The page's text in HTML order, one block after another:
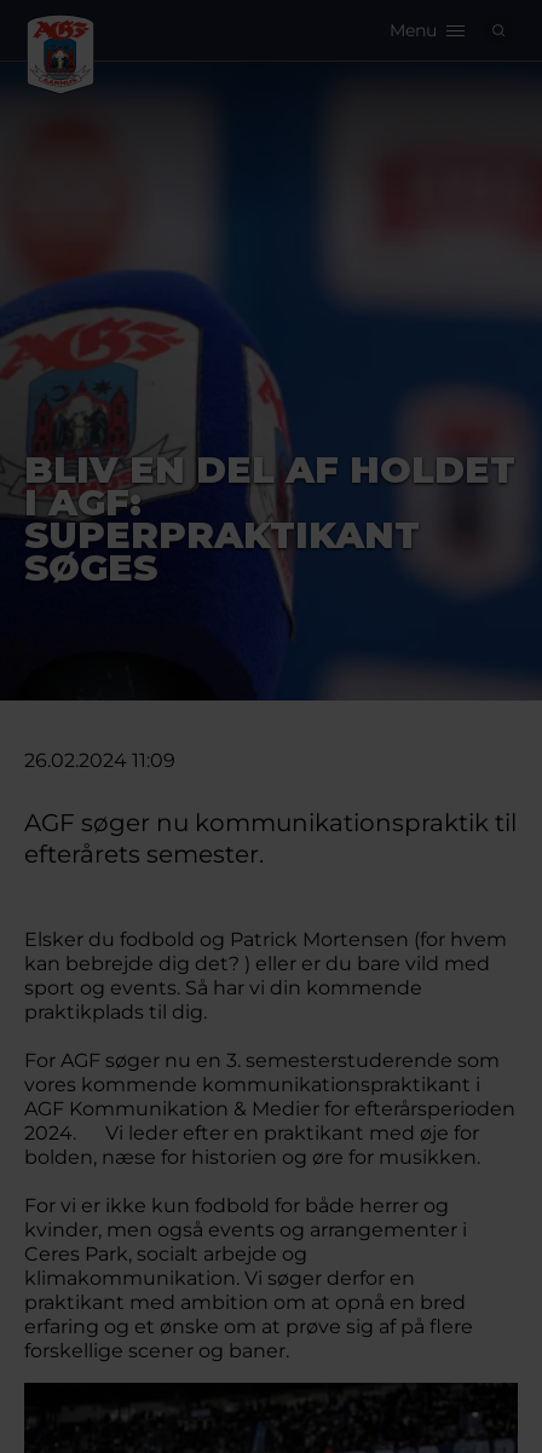
Menu
BLIV EN DEL AF HOLDET
I AGF:
SUPERPRAKTIKANT
SØGES
26.02.2024 11:09
AGF søger nu kommunikationspraktik til
efterårets semester.
Elsker du fodbold og Patrick Mortensen (for hvem
kan bebrejde dig det? ) eller er du bare vild med
sport og events. Så har vi din kommende
praktikplads til dig.
For AGF søger nu en 3. semesterstuderende som
vores kommende kommunikationspraktikant i
AGF Kommunikation & Medier for efterårsperioden
2024. Vi leder efter en praktikant med øje for
bolden, næse for historien og øre for musikken.
For vi er ikke kun fodbold for både herrer og
kvinder, men også events og arrangementer i
Ceres Park, socialt arbejde og
klimakommunikation. Vi søger derfor en
praktikant med ambition om at opnå en bred
erfaring og et ønske om at prøve sig af på flere
forskellige scener og baner.